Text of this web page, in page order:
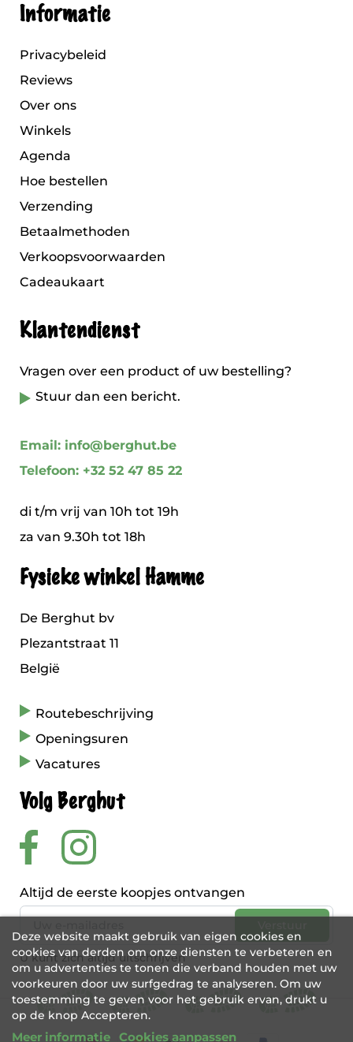
Informatie
Privacybeleid
Reviews
Over ons
Winkels
Agenda
Hoe bestellen
Verzending
Betaalmethoden
Verkoopsvoorwaarden
Cadeaukaart
Klantendienst
Vragen over een product of uw bestelling?
Stuur dan een bericht.
Email: info@berghut.be
Telefoon: +32 52 47 85 22
di t/m vrij van 10h tot 19h
za van 9.30h tot 18h
Fysieke winkel Hamme
De Berghut bv
Plezantstraat 11
België
Routebeschrijving
Openingsuren
Vacatures
Volg Berghut
Altijd de eerste koopjes ontvangen
U kunt zich altijd uitschrijven
Deze website maakt gebruik van eigen cookies en
cookies van derden om onze diensten te verbeteren en
om u advertenties te tonen die verband houden met uw
voorkeuren door uw surfgedrag te analyseren. Om uw
toestemming te geven voor het gebruik ervan, drukt u
op de knop Accepteren.
Meer informatie Cookies aanpassen